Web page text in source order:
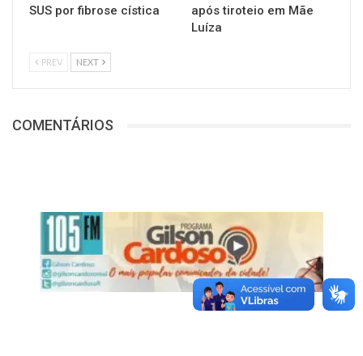
SUS por fibrose cística
após tiroteio em Mãe
Luíza
PREV NEXT
COMENTÁRIOS